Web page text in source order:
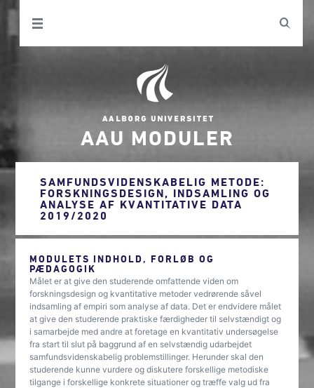
AAU MODULER
SAMFUNDSVIDENSKABELIG METODE:
FORSKNINGSDESIGN, INDSAMLING OG
ANALYSE AF KVANTITATIVE DATA
2019/2020
MODULETS INDHOLD, FORLØB OG
PÆDAGOGIK
Målet er at give den studerende omfattende viden om
forskningsdesign og kvantitative metoder vedrørende såvel
indsamling af empiri som analyse af data. Det er endvidere målet
at give den studerende praktiske færdigheder til selvstændigt og
i samarbejde med andre at foretage en kvantitativ undersøgelse
fra start til slut på baggrund af en selvstændig udarbejdet
samfundsvidenskabelig problemstillinger. Herunder skal den
studerende kunne vurdere og diskutere forskellige metodiske
tilgange i forskellige konkrete situationer og træffe valg ud fra